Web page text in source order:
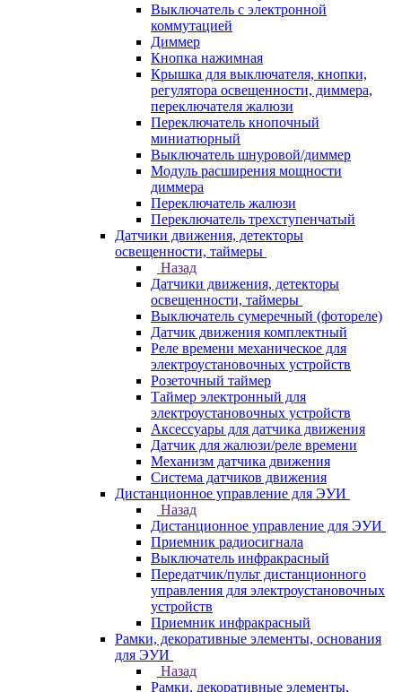
Выключатель с электронной
коммутацией
Диммер
Кнопка нажимная
Крышка для выключателя, кнопки,
регулятора освещенности, диммера,
переключателя жалюзи
Переключатель кнопочный
миниатюрный
Выключатель шнуровой/диммер
Модуль расширения мощности
диммера
Переключатель жалюзи
Переключатель трехступенчатый
Датчики движения, детекторы
освещенности, таймеры
Назад
Датчики движения, детекторы
освещенности, таймеры
Выключатель сумеречный (фотореле)
Датчик движения комплектный
Реле времени механическое для
электроустановочных устройств
Розеточный таймер
Таймер электронный для
электроустановочных устройств
Аксессуары для датчика движения
Датчик для жалюзи/реле времени
Механизм датчика движения
Система датчиков движения
Дистанционное управление для ЭУИ
Назад
Дистанционное управление для ЭУИ
Приемник радиосигнала
Выключатель инфракрасный
Передатчик/пульт дистанционного
управления для электроустановочных
устройств
Приемник инфракрасный
Рамки, декоративные элементы, основания
для ЭУИ
Назад
Рамки, декоративные элементы,